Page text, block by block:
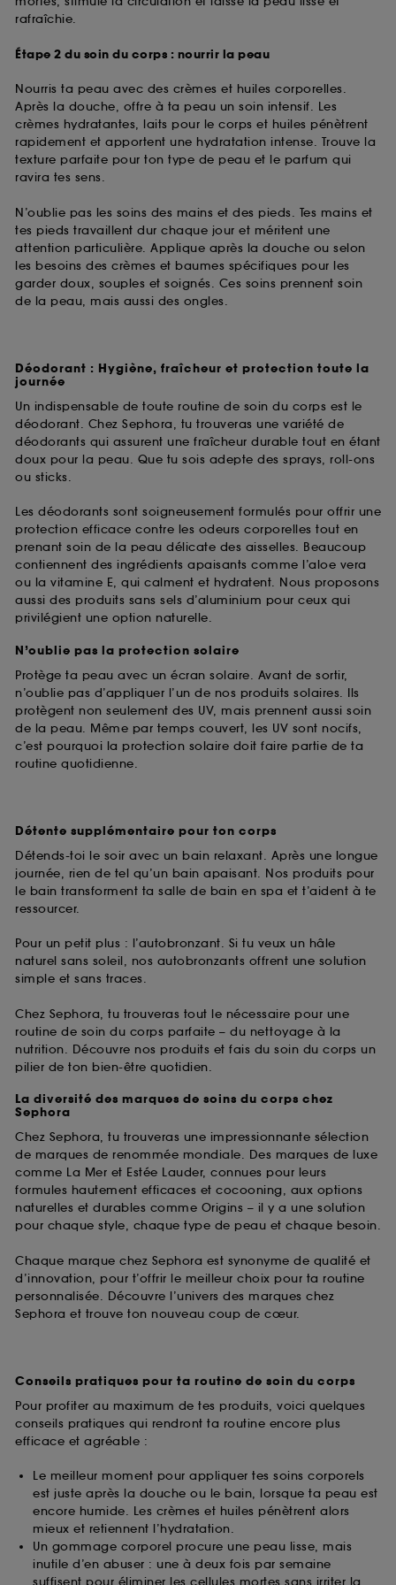
rafraîchie.
Étape 2 du soin du corps : nourrir la peau
Nourris ta peau avec des crèmes et huiles corporelles.
Après la douche, offre à ta peau un soin intensif. Les
crèmes hydratantes, laits pour le corps et huiles pénètrent
rapidement et apportent une hydratation intense. Trouve la
texture parfaite pour ton type de peau et le parfum qui
ravira tes sens.
N’oublie pas les soins des mains et des pieds. Tes mains et
tes pieds travaillent dur chaque jour et méritent une
attention particulière. Applique après la douche ou selon
les besoins des crèmes et baumes spécifiques pour les
garder doux, souples et soignés. Ces soins prennent soin
de la peau, mais aussi des ongles.
Déodorant : Hygiène, fraîcheur et protection toute la
journée
Un indispensable de toute routine de soin du corps est le
déodorant. Chez Sephora, tu trouveras une variété de
déodorants qui assurent une fraîcheur durable tout en étant
doux pour la peau. Que tu sois adepte des sprays, roll-ons
ou sticks.
Les déodorants sont soigneusement formulés pour offrir une
protection efficace contre les odeurs corporelles tout en
prenant soin de la peau délicate des aisselles. Beaucoup
contiennent des ingrédients apaisants comme l’aloe vera
ou la vitamine E, qui calment et hydratent. Nous proposons
aussi des produits sans sels d’aluminium pour ceux qui
privilégient une option naturelle.
N’oublie pas la protection solaire
Protège ta peau avec un écran solaire. Avant de sortir,
n’oublie pas d’appliquer l’un de nos produits solaires. Ils
protègent non seulement des UV, mais prennent aussi soin
de la peau. Même par temps couvert, les UV sont nocifs,
c’est pourquoi la protection solaire doit faire partie de ta
routine quotidienne.
Détente supplémentaire pour ton corps
Détends-toi le soir avec un bain relaxant. Après une longue
journée, rien de tel qu’un bain apaisant. Nos produits pour
le bain transforment ta salle de bain en spa et t’aident à te
ressourcer.
Pour un petit plus : l’autobronzant. Si tu veux un hâle
naturel sans soleil, nos autobronzants offrent une solution
simple et sans traces.
Chez Sephora, tu trouveras tout le nécessaire pour une
routine de soin du corps parfaite – du nettoyage à la
nutrition. Découvre nos produits et fais du soin du corps un
pilier de ton bien-être quotidien.
La diversité des marques de soins du corps chez
Sephora
Chez Sephora, tu trouveras une impressionnante sélection
de marques de renommée mondiale. Des marques de luxe
comme La Mer et Estée Lauder, connues pour leurs
formules hautement efficaces et cocooning, aux options
naturelles et durables comme Origins – il y a une solution
pour chaque style, chaque type de peau et chaque besoin.
Chaque marque chez Sephora est synonyme de qualité et
d’innovation, pour t’offrir le meilleur choix pour ta routine
personnalisée. Découvre l’univers des marques chez
Sephora et trouve ton nouveau coup de cœur.
Conseils pratiques pour ta routine de soin du corps
Pour profiter au maximum de tes produits, voici quelques
conseils pratiques qui rendront ta routine encore plus
efficace et agréable :
Le meilleur moment pour appliquer tes soins corporels
est juste après la douche ou le bain, lorsque ta peau est
encore humide. Les crèmes et huiles pénètrent alors
mieux et retiennent l’hydratation.
Un gommage corporel procure une peau lisse, mais
inutile d’en abuser : une à deux fois par semaine